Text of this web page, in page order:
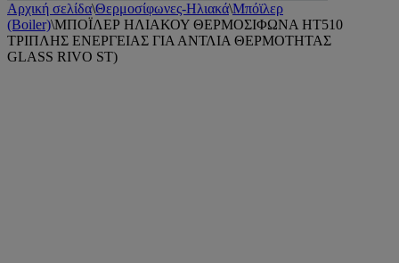
Αρχική σελίδα\Θερμοσίφωνες-Ηλιακά\Μπόϊλερ
(Boiler)\ΜΠΟΪΛΕΡ ΗΛΙΑΚΟΥ ΘΕΡΜΟΣΙΦΩΝΑ HT510
ΤΡΙΠΛΗΣ ΕΝΕΡΓΕΙΑΣ ΓΙΑ ΑΝΤΛΙΑ ΘΕΡΜΟΤΗΤΑΣ
GLASS RIVO ST)